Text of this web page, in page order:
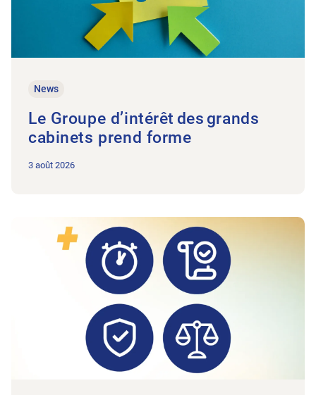
News
Le Groupe d’intérêt des grands
cabinets prend forme
3 août 2026
Vers l'article Monitoring AA/AM/AI: une évolution positive